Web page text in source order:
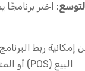
: اختر
إمكانية ربط
البيع (POS) أو المتاجر الإلكترونية.